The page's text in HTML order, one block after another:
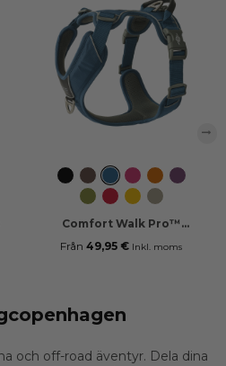
Svart MoccaOcean
Blue
Wild
Rose
Orange
Sun
Purple
Passion
Hunting
Green
Classic
Red
LemonDesert
Dune
Comfort Walk Pro™
Från 49,95 € Inkl. moms
och off-road äventyr. Dela dina